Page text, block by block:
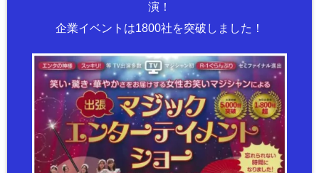
演！
企業イベントは1800社を突破しました！